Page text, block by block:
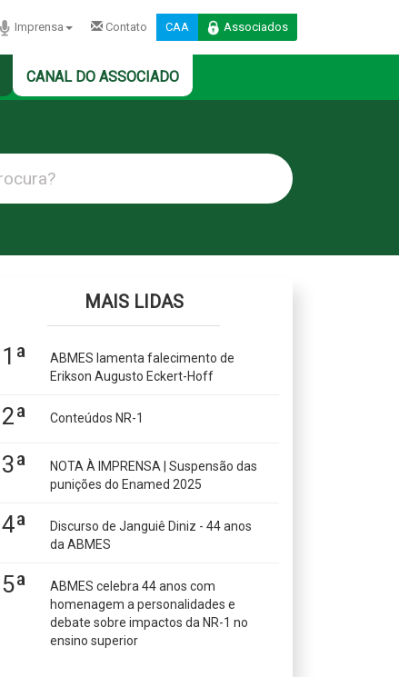
Imprensa Contato CAA Associados
CANAL DO ASSOCIADO
MAIS LIDAS
1ª
ABMES lamenta falecimento de
Erikson Augusto Eckert-Hoff
2ª Conteúdos NR-1
3ª
NOTA À IMPRENSA | Suspensão das
punições do Enamed 2025
4ª
Discurso de Janguiê Diniz - 44 anos
da ABMES
5ª
ABMES celebra 44 anos com
homenagem a personalidades e
debate sobre impactos da NR-1 no
ensino superior